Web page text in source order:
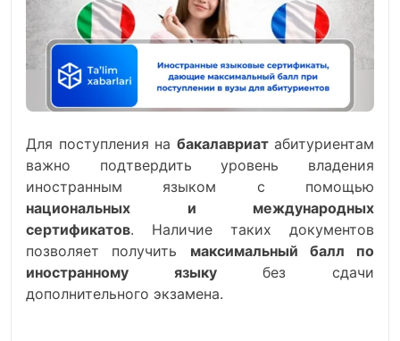
Для поступления на бакалавриатабитуриентам
важно подтвердить уровень владения
иностранным языком с помощью
национальных и международных
сертификатов. Наличие таких документов
позволяет получить максимальный балл по
иностранному языкубез сдачи
дополнительного экзамена.